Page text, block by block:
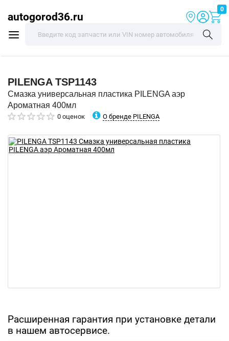
autogorod36.ru
0
PILENGA TSP1143
Смазка универсальная пластика PILENGA аэр
Ароматная 400мл
0 оценок О бренде PILENGA
Расширенная гарантия при установке детали
в нашем автосервисе.